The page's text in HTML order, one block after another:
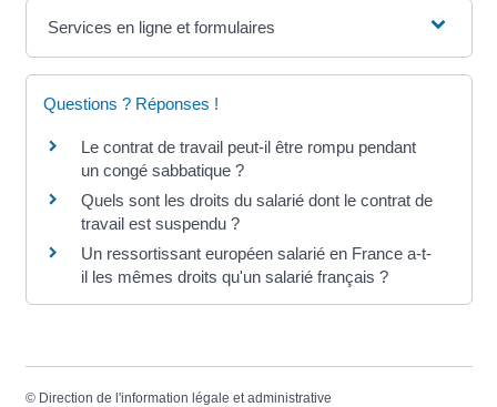
Services en ligne et formulaires
Questions ? Réponses !
Le contrat de travail peut-il être rompu pendant
un congé sabbatique ?
Quels sont les droits du salarié dont le contrat de
travail est suspendu ?
Un ressortissant européen salarié en France a-t-
il les mêmes droits qu'un salarié français ?
© Direction de l'information légale et administrative